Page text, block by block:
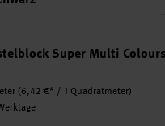
Super Multi Colours
(6,42 €* / 1 Quadratmeter)